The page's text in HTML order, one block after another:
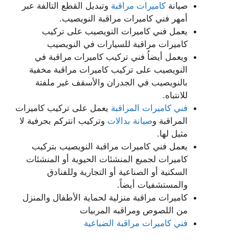
صيانة كاميرات مراقبة وتبديل القطع التالفة عبر
أمهر فني كاميرات مراقبة النويصيب.
يعمل فني كاميرات النويصيب على تركيب
كاميرات مراقبة للسيارات في النويصيب
ويعمل أيضاُ فني تركيب كاميرات مراقبة في
النويصيب على تركيب كاميرات مراقبة مخفية
بالنويصيب في الجدران والأسقف غير ملفتة
للانتباه.
فني كاميرات المراقبة يعمل على تركيب كاميرات
المراقبة وصيانة بدالات وتركيب انتركم بحرفية لا
مثيل لها.
يعمل فني كاميرات مراقبة النويصيب بتركيب
كاميرات لجميع المنشئات الحيوية أو المنشئات
السكنية أو الصناعية أو التجارية وللفنادق
والمستشفيات أيضاً.
كاميرات مراقبة منزلية لحماية الأطفال والمنزل
من اللصوص ومراقبه المربيات
فني كاميرات مراقبة الضباعية